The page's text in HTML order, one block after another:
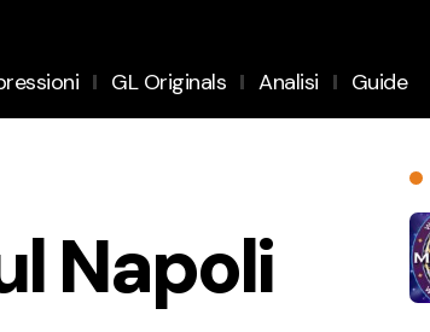
GL Originals Analisi Guide
Napoli